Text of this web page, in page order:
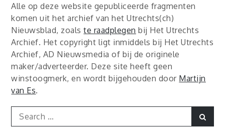
Alle op deze website gepubliceerde fragmenten
komen uit het archief van het Utrechts(ch)
Nieuwsblad, zoalste raadplegen bij Het Utrechts
Archief. Het copyright ligt inmiddels bij Het Utrechts
Archief, AD Nieuwsmedia of bij de originele
maker/adverteerder. Deze site heeft geen
winstoogmerk, en wordt bijgehouden door Martijn
van Es.
Search
for: